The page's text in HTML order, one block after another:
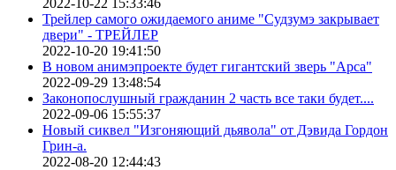
Трейлер самого ожидаемого аниме "Судзумэ закрывает
двери" - ТРЕЙЛЕР
2022-10-20 19:41:50
В новом анимэпроекте будет гигантский зверь "Арса"
2022-09-29 13:48:54
Законопослушный гражданин 2 часть все таки будет....
2022-09-06 15:55:37
Новый сиквел "Изгоняющий дьявола" от Дэвида Гордон
Грин-а.
2022-08-20 12:44:43